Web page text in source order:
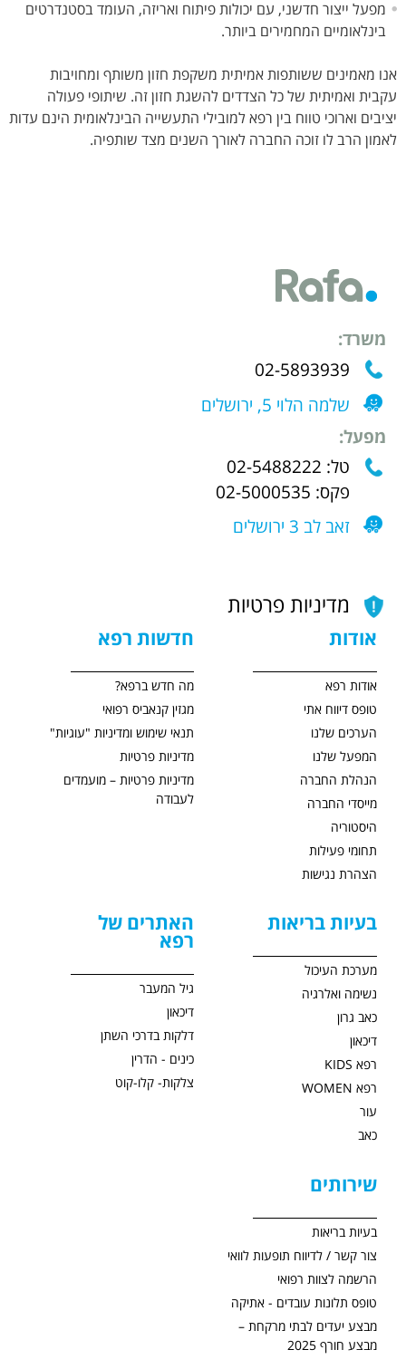
מפעל ייצור חדשני, עם יכולות פיתוח ואריזה, העומד בסטנדרטים
בינלאומיים המחמירים ביותר.
אנו מאמינים ששותפות אמיתית משקפת חזון משותף ומחויבות
עקבית ואמיתית של כל הצדדים להשגת חזון זה. שיתופי פעולה
יציבים וארוכי טווח בין רפא למובילי התעשייה הבינלאומית הינם עדות
לאמון הרב לו זוכה החברה לאורך השנים מצד שותפיה.
משרד:
02-5893939
שלמה הלוי 5, ירושלים
מפעל:
טל: 02-5488222
פקס: 02-5000535
זאב לב 3 ירושלים
מדיניות פרטיות
אודות
אודות רפא
טופס דיווח אתי
הערכים שלנו
המפעל שלנו
הנהלת החברה
מייסדי החברה
היסטוריה
תחומי פעילות
הצהרת נגישות
חדשות רפא
מה חדש ברפא?
מגזין קנאביס רפואי
תנאי שימוש ומדיניות "עוגיות"
מדיניות פרטיות
מדיניות פרטיות – מועמדים
לעבודה
בעיות בריאות
מערכת העיכול
נשימה ואלרגיה
כאב גרון
דיכאון
רפא KIDS
רפא WOMEN
עור
כאב
האתרים של
רפא
גיל המעבר
דיכאון
דלקות בדרכי השתן
כינים - הדרין
צלקות- קלו-קוט
שירותים
בעיות בריאות
צור קשר / לדיווח תופעות לוואי
הרשמה לצוות רפואי
טופס תלונות עובדים - אתיקה
מבצע יעדים לבתי מרקחת –
מבצע חורף 2025